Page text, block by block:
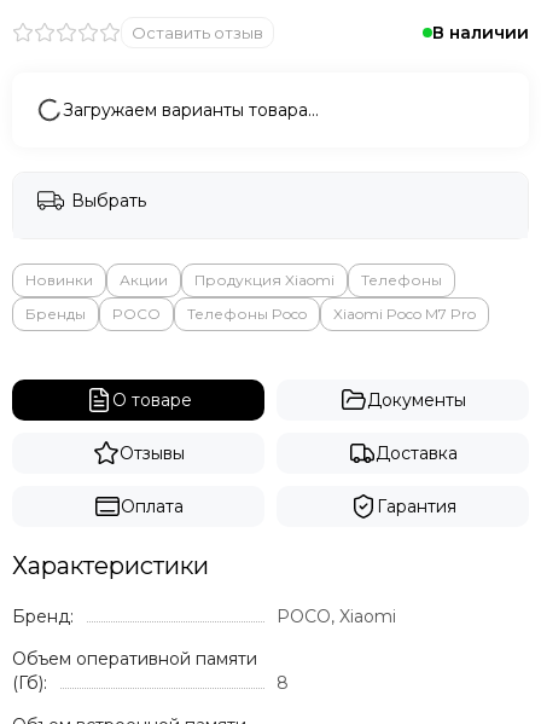
Sony
Valve
Whoop
ZTE
В наличии
Оставить отзыв
Загружаем варианты товара…
Выбрать
Новинки Акции Продукция Xiaomi
Телефоны
Бренды
POCO Телефоны Poco Xiaomi Poco M7 Pro
О товаре Документы
Отзывы Доставка
Оплата Гарантия
Характеристики
Бренд:
POCO, Xiaomi
Объем оперативной памяти
(Гб):
8